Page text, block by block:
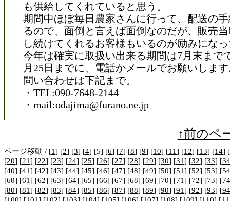
も供給してくれていると思う。
期間中ほぼ毎日農家さんに行って、配送の
るので、面倒と言えば面倒なのだが、販売
し続けてくれるお客様もいるのが励みにな
今年は確実に取扱い出来る期間は7月末まで
月25日までに、電話かメールでお願いしま
問い合わせは下記まで。
・TEL:090-7648-2144
・mail:odajima@furano.ne.jp
↑前のペ
ページ移動 / [1] [2] [3] [4] [5] [6] [7] [8] [9] [10] [11] [12] [13] [14] [
[20] [21] [22] [23] [24] [25] [26] [27] [28] [29] [30] [31] [32] [33] [34
[40] [41] [42] [43] [44] [45] [46] [47] [48] [49] [50] [51] [52] [53] [54
[60] [61] [62] [63] [64] [65] [66] [67] [68] [69] [70] [71] [72] [73] [74
[80] [81] [82] [83] [84] [85] [86] [87] [88] [89] [90] [91] [92] [93] [94